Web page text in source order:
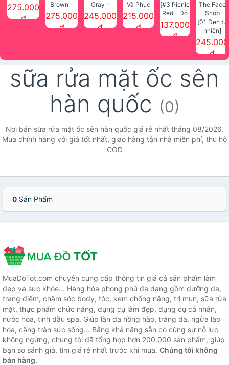
SMART
PEELING
275.000
đ
Brown -
Nâu Sáng]
Phấn che
Face Shop
275.000
đ
Gray -
Khói] Bột
kẻ chân
Face Shop
245.000
đ
Và Phục
Hồi Tóc
Essential
215.000
đ
[#3 Picnic
Red - Đỏ
cam] Son
Face
Shop
137.000
đ
[01 Đen tự
nhiên]
Mascara
che phủ
nước lâu
trôi Quick
Shop
245.000
đ
sữa rửa mặt ốc sên
hàn quốc (0)
Nơi bán sữa rửa mặt ốc sên hàn quốc giá rẻ nhất tháng 08/2026.
Mua chính hãng với giá tốt nhất, giao hàng tận nhà miễn phí, thu hộ
COD
0 Sản Phẩm
MuaDoTot.com chuyên cung cấp thông tin giá cả sản phẩm làm
đẹp và sức khỏe... Hàng hóa phong phú đa dạng gồm dưỡng da,
trang điểm, chăm sóc body, tóc, kem chống nắng, trị mụn, sữa rửa
mặt, thực phẩm chức năng, dụng cụ làm đẹp, dụng cụ cá nhân,
nước hoa, tinh dầu spa. Giúp làn da hồng hào, trắng da, ngừa lão
hóa, căng tràn sức sống... Bằng khả năng sẵn có cùng sự nỗ lực
không ngừng, chúng tôi đã tổng hợp hơn 200.000 sản phẩm, giúp
bạn so sánh giá, tìm giá rẻ nhất trước khi mua. Chúng tôi không
bán hàng.